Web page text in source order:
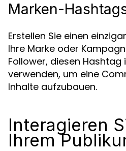
Marken-
Erstellen Sie einen
Ihre Marke oder
Follower, diesen Hashtag
verwenden, um eine
Inhalte aufzubauen.
Interagieren
Ihrem